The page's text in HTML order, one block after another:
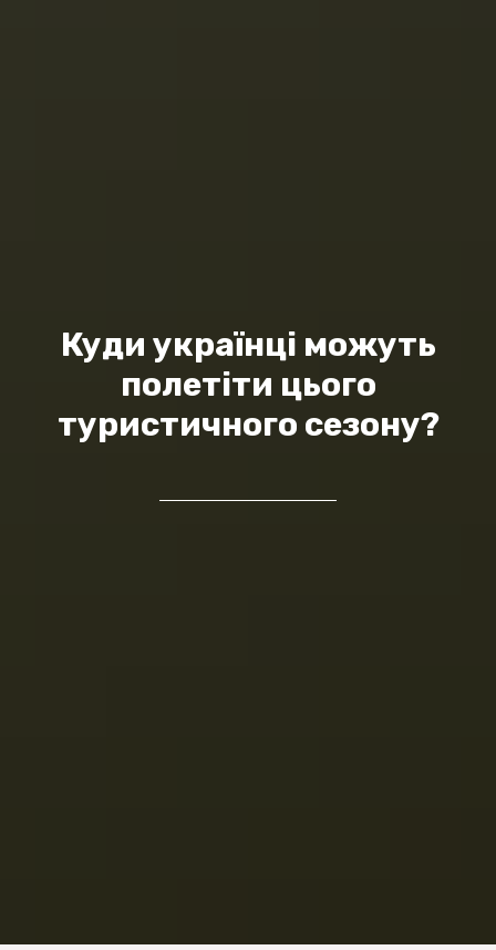
Куди українці можуть
полетіти цього
туристичного сезону?